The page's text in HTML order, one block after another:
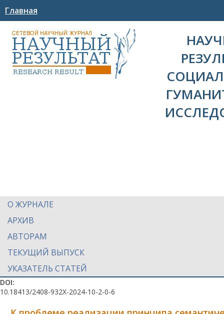
Главная
О ЖУРНАЛЕ
АРХИВ
АВТОРАМ
ТЕКУЩИЙ ВЫПУСК
УКАЗАТЕЛЬ СТАТЕЙ
DOI:
10.18413/2408-932X-2024-10-2-0-6